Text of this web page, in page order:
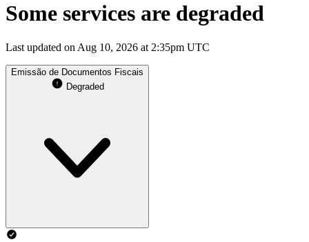
Some services are degraded
Last updated on Aug 10, 2026 at 2:35pm UTC
Emissão de Documentos Fiscais
Degraded